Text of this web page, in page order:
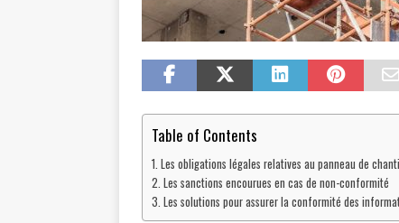
Table of Contents
Les obligations légales relatives au panneau de
Les sanctions encourues en cas de non-conformité
Les solutions pour assurer la conformité des